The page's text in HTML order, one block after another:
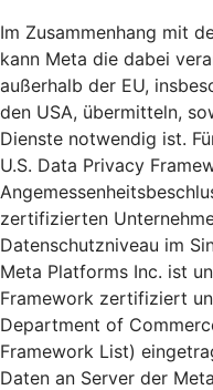
Im Zusammenhang mit
kann Meta die dabei
außerhalb der EU,
den USA, übermitteln,
Dienste notwendig ist.
U.S. Data Privacy
zertifizierten
Datenschutzniveau im
Meta Platforms Inc. ist
Framework zertifiziert
Department of
Framework List)
Daten an Server der